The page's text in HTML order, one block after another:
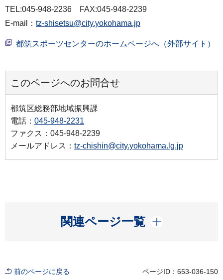
TEL:045-948-2236 FAX:045-948-2239
E-mail： tz-shisetsu@city.yokohama.jp
都筑スポーツセンターのホームページへ（外部サイト）
このページへのお問合せ
都筑区総務部地域振興課
電話： 045-948-2231
ファクス：045-948-2239
メールアドレス： tz-chishin@city.yokohama.lg.jp
関連ページ一覧
開く
前のページに戻る ページID：653-036-150